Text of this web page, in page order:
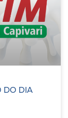
DO DIA